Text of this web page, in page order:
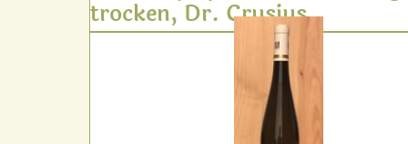
trocken, Dr. Crusius